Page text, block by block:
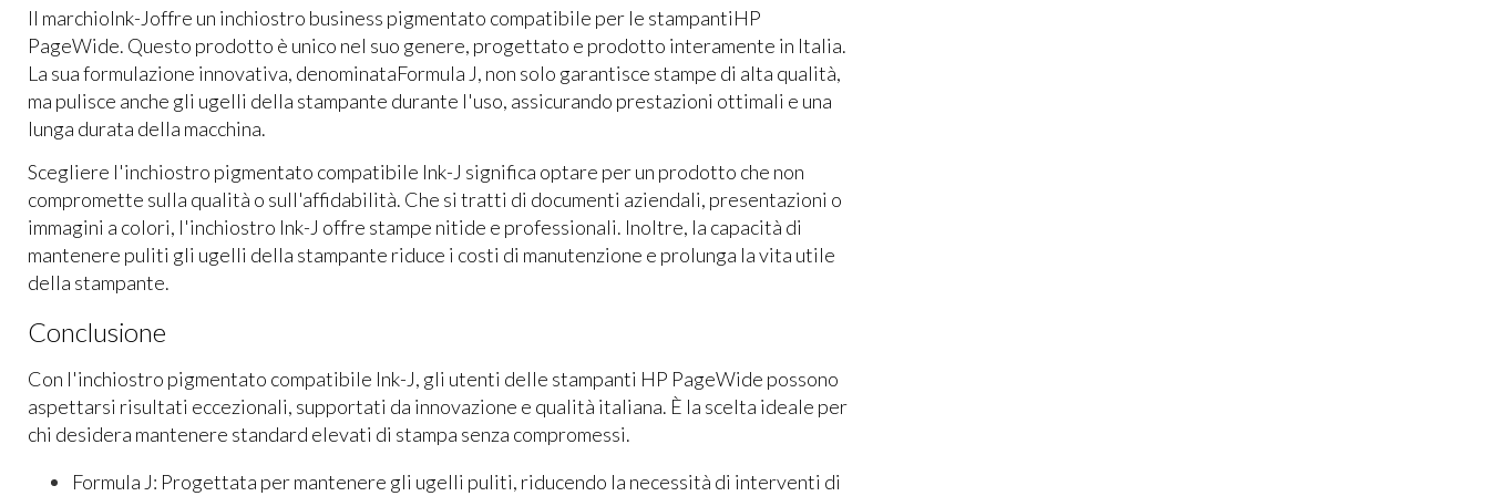
Il marchioInk-Joffre un inchiostro business pigmentato compatibile per le stampantiHP
PageWide. Questo prodotto è unico nel suo genere, progettato e prodotto interamente in Italia.
La sua formulazione innovativa, denominataFormula J, non solo garantisce stampe di alta qualità,
ma pulisce anche gli ugelli della stampante durante l'uso, assicurando prestazioni ottimali e una
lunga durata della macchina.
Scegliere l'inchiostro pigmentato compatibile Ink-J significa optare per un prodotto che non
compromette sulla qualità o sull'affidabilità. Che si tratti di documenti aziendali, presentazioni o
immagini a colori, l'inchiostro Ink-J offre stampe nitide e professionali. Inoltre, la capacità di
mantenere puliti gli ugelli della stampante riduce i costi di manutenzione e prolunga la vita utile
della stampante.
Conclusione
Con l'inchiostro pigmentato compatibile Ink-J, gli utenti delle stampanti HP PageWide possono
aspettarsi risultati eccezionali, supportati da innovazione e qualità italiana. È la scelta ideale per
chi desidera mantenere standard elevati di stampa senza compromessi.
Formula J: Progettata per mantenere gli ugelli puliti, riducendo la necessità di interventi di